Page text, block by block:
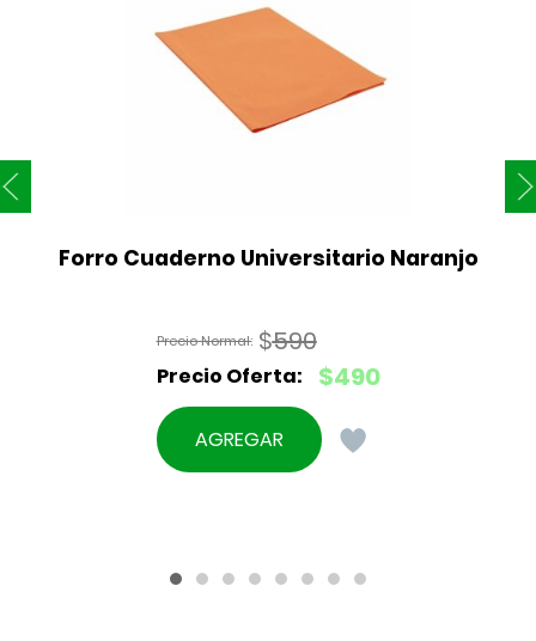
Forro Cuaderno Universitario Naranjo
$590
El
precio
original
$490
El
precio
actual
AGREGAR